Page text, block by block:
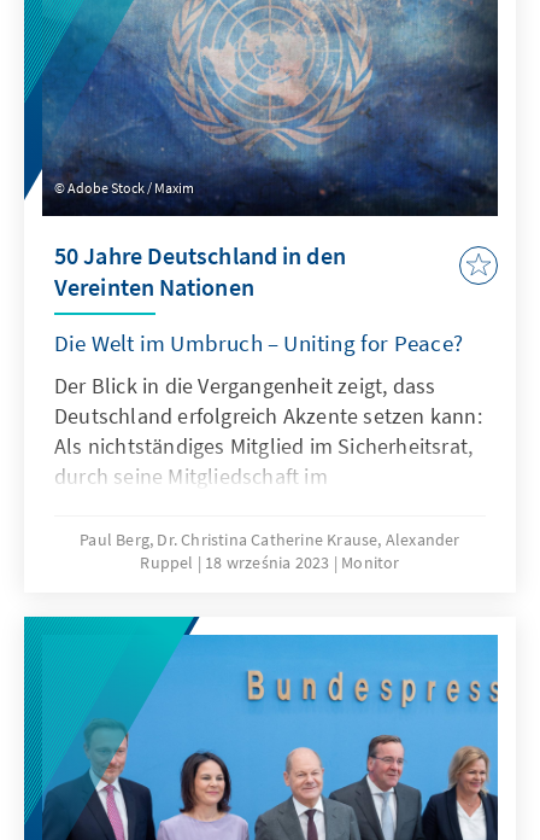
Adobe Stock / Maxim
50 Jahre Deutschland in den
Vereinten Nationen
Die Welt im Umbruch – Uniting for Peace?
Der Blick in die Vergangenheit zeigt, dass
Deutschland erfolgreich Akzente setzen kann:
Als nichtständiges Mitglied im Sicherheitsrat,
durch seine Mitgliedschaft im
Gremien. Die Namibia-Initiative, die
Vermittlung zwischen dem Iran und Irak in
Friedens- und Stabilisierungsmissionen, das
Eintreten für den Internationalen
Strafgerichtshof oder für ein Ukraine-
Sondertribunal, alles sind wichtige Schritte,
um die Zukunft auf diesem Planeten sicherer,
friedlicher und nachhaltiger zu gestalten.
Paul Berg, Dr. Christina Catherine Krause, Alexander
Ruppel
18 września 2023 Monitor